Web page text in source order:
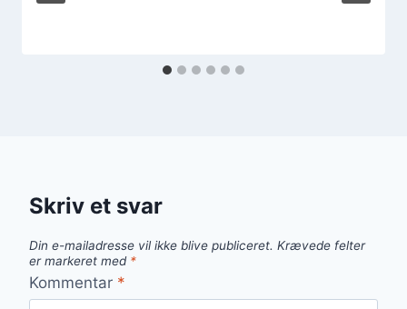
Skriv et svar
Din e-mailadresse vil ikke blive publiceret. Krævede felter
er markeret med *
Kommentar *